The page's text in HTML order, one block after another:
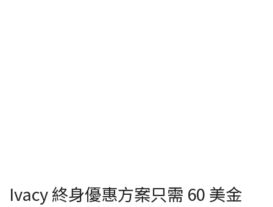
Ivacy 終身優惠方案只需 60 美金